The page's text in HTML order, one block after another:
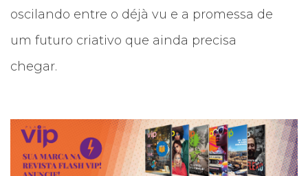
oscilando entre o déjà vu e a promessa de
um futuro criativo que ainda precisa
chegar.